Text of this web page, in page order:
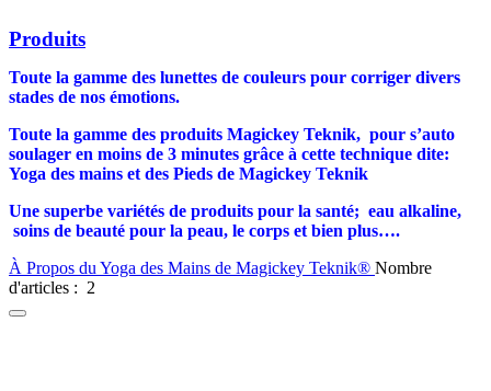
Produits
Toute la gamme des lunettes de couleurs pour corriger divers
stades de nos émotions.
Toute la gamme des produits Magickey Teknik, pour s’auto
soulager en moins de 3 minutes grâce à cette technique dite:
Yoga des mains et des Pieds de Magickey Teknik
Une superbe variétés de produits pour la santé; eau alkaline,
soins de beauté pour la peau, le corps et bien plus….
À Propos du Yoga des Mains de Magickey Teknik® Nombre
d'articles : 2